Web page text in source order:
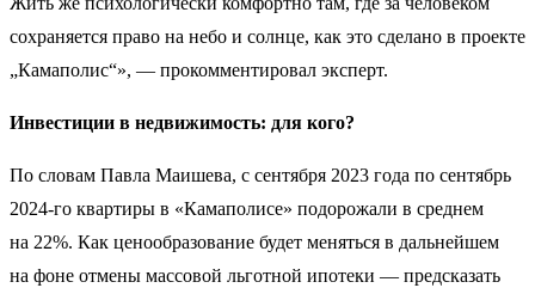
сохраняется право на небо и солнце, как это сделано в проекте
„Камаполис“», — прокомментировал эксперт.
Инвестиции в недвижимость: для кого?
По словам Павла Маишева, с сентября 2023 года по сентябрь
2024-го квартиры в «Камаполисе» подорожали в среднем
на 22%. Как ценообразование будет меняться в дальнейшем
на фоне отмены массовой льготной ипотеки — предсказать